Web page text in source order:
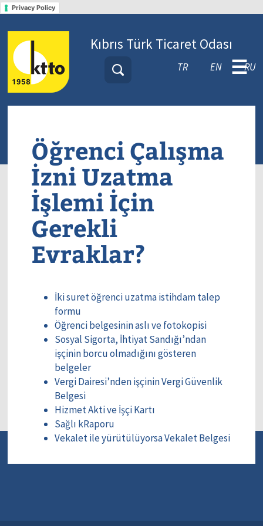
Privacy Policy
Kıbrıs Türk Ticaret Odası
TR EN RU
☰
Öğrenci Çalışma
İzni Uzatma
İşlemi İçin
Gerekli
Evraklar?
İki suret öğrenci uzatma istihdam talep
formu
Öğrenci belgesinin aslı ve fotokopisi
Sosyal Sigorta, İhtiyat Sandığı’ndan
işçinin borcu olmadığını gösteren
belgeler
Vergi Dairesi’nden işçinin Vergi Güvenlik
Belgesi
Hizmet Akti ve İşçi Kartı
Sağlı kRaporu
Vekalet ile yürütülüyorsa Vekalet Belgesi